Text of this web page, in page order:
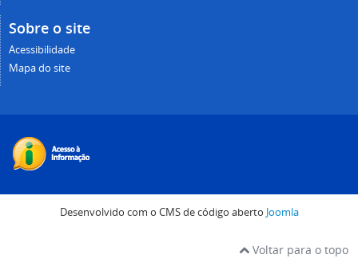
Sobre o site
Acessibilidade
Mapa do site
Desenvolvido com o CMS de código aberto Joomla
Voltar para o topo